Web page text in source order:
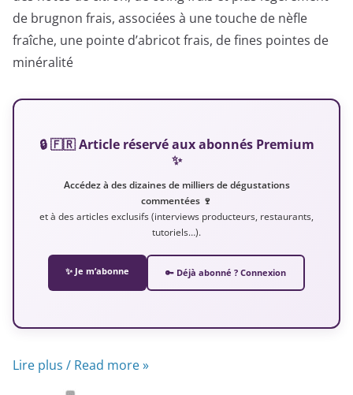
de brugnon frais, associées à une touche de nèfle
fraîche, une pointe d’abricot frais, de fines pointes de
minéralité
🔒 🇫🇷 Article réservé aux abonnés Premium
✨
Accédez à des dizaines de milliers de dégustations
commentées 🍷
et à des articles exclusifs (interviews producteurs, restaurants,
tutoriels…).
✨ Je m’abonne 🔑 Déjà abonné ? Connexion
Lire plus / Read more »